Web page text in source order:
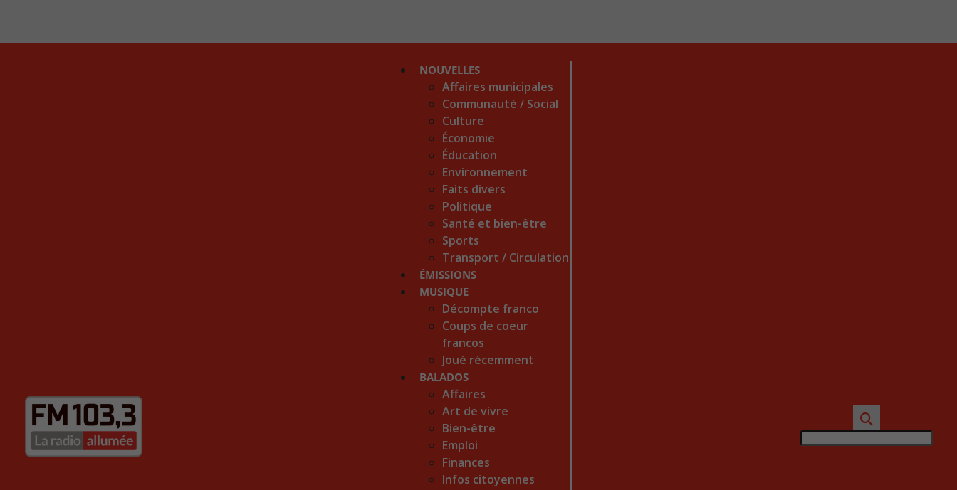
NOUVELLES
Affaires municipales
Communauté / Social
Culture
Économie
Éducation
Environnement
Faits divers
Politique
Santé et bien-être
Sports
Transport / Circulation
ÉMISSIONS
MUSIQUE
Décompte franco
Coups de coeur
francos
Joué récemment
BALADOS
Affaires
Art de vivre
Bien-être
Emploi
Finances
Infos citoyennes